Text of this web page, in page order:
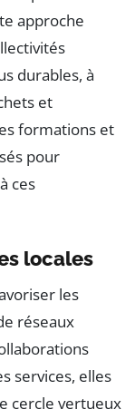
approche
durables, à
et
formations et
pour
ces
locales
les
réseaux
services, elles
cercle vertueux